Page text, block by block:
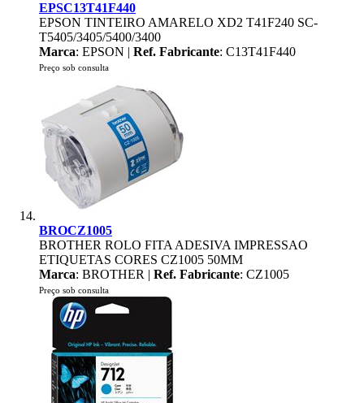
EPSC13T41F440
EPSON TINTEIRO AMARELO XD2 T41F240 SC-
T5405/3405/5400/3400
Marca: EPSON | Ref. Fabricante: C13T41F440
Preço sob consulta
BROCZ1005
BROTHER ROLO FITA ADESIVA IMPRESSAO
ETIQUETAS CORES CZ1005 50MM
Marca: BROTHER | Ref. Fabricante: CZ1005
Preço sob consulta